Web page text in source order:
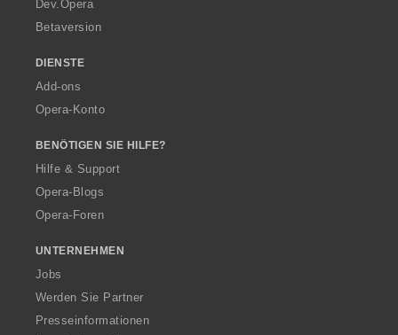
Dev.Opera
Betaversion
DIENSTE
Add-ons
Opera-Konto
BENÖTIGEN SIE HILFE?
Hilfe & Support
Opera-Blogs
Opera-Foren
UNTERNEHMEN
Jobs
Werden Sie Partner
Presseinformationen